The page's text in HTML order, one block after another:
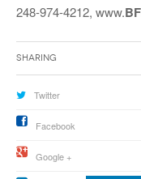
248-974-4212, www.BF
Sharing
Twitter
Facebook
Google +